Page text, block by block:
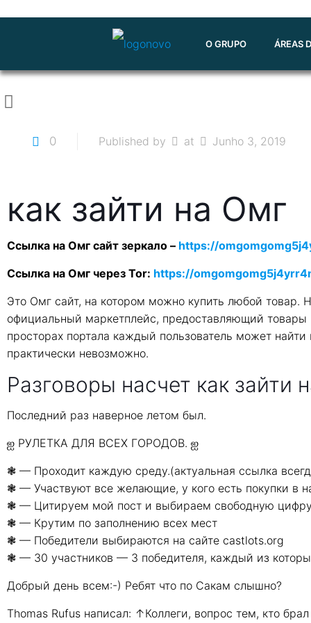
O GRUPO ÁREAS
0 Published by at Junho 3, 2019
как зайти на Омг
Ссылка на Омг сайт зеркало – https://
Ссылка на Омг через Tor: https://
Это Омг сайт, на котором можно купить любой
официальный маркетплейс, предоставляющий
просторах портала каждый пользователь может
практически невозможно.
Разговоры насчет как зайти
Последний раз наверное летом был.
ஐ РУЛЕТКА ДЛЯ ВСЕХ ГОРОДОВ. ஐ
❃ — Проходит каждую среду.(актуальная ссылка
❃ — Участвуют все желающие, у кого есть покупки в
❃ — Цитируем мой пост и выбираем свободную
❃ — Крутим по заполнению всех мест
❃ — Победители выбираются на сайте castlots.org
❃ — 30 участников — 3 победителя, каждый из
Добрый день всем:-) Ребят что по Сакам слышно?
Thomas Rufus написал: ↑Коллеги, вопрос тем, кто